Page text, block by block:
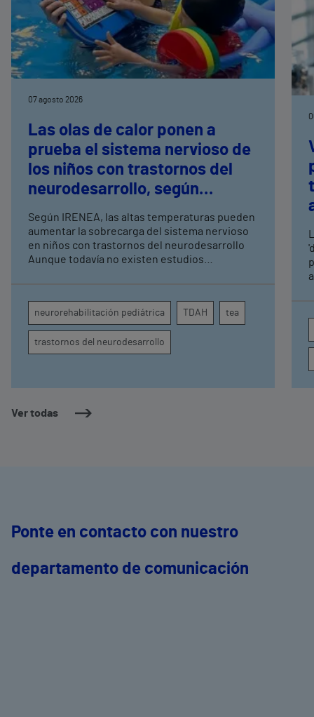
Ver todas
07 agosto 2026
Las olas de calor ponen a
prueba el sistema nervioso de
los niños con trastornos del
neurodesarrollo, según
neurorrehabilitación
pediátrica de Vithas
Según IRENEA, las altas temperaturas pueden
aumentar la sobrecarga del sistema nervioso
en niños con trastornos del neurodesarrollo
Aunque todavía no existen estudios
atención, la regulación emocional y la
conducta
neurorehabilitación pediátrica TDAH tea
trastornos del neurodesarrollo
Ponte en contacto con nuestro
departamento de comunicación